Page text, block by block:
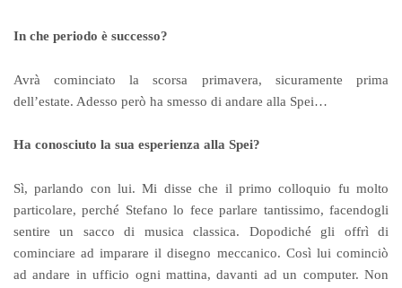
In che periodo è successo?
Avrà cominciato la scorsa primavera, sicuramente prima
dell’estate. Adesso però ha smesso di andare alla Spei…
Ha conosciuto la sua esperienza alla Spei?
Sì, parlando con lui. Mi disse che il primo colloquio fu molto
particolare, perché Stefano lo fece parlare tantissimo, facendogli
sentire un sacco di musica classica. Dopodiché gli offrì di
cominciare ad imparare il disegno meccanico. Così lui cominciò
ad andare in ufficio ogni mattina, davanti ad un computer. Non